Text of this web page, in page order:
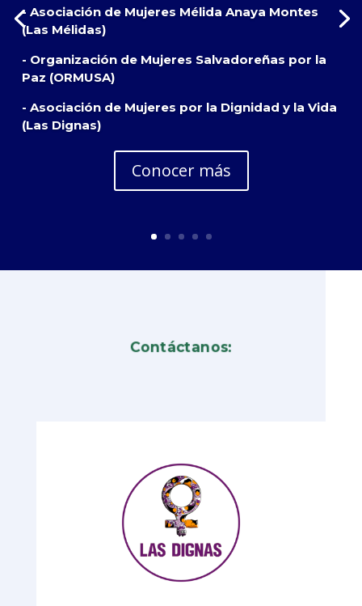
- Asociación de Mujeres Mélida Anaya Montes
(Las Mélidas)
- Organización de Mujeres Salvadoreñas por la
Paz (ORMUSA)
- Asociación de Mujeres por la Dignidad y la Vida
(Las Dignas)
Conocer más
Contáctanos: